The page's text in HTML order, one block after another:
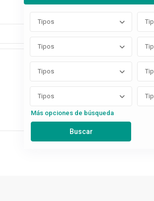
Tipos
Tipos
Tipos
Tipos
Más opciones de búsqueda